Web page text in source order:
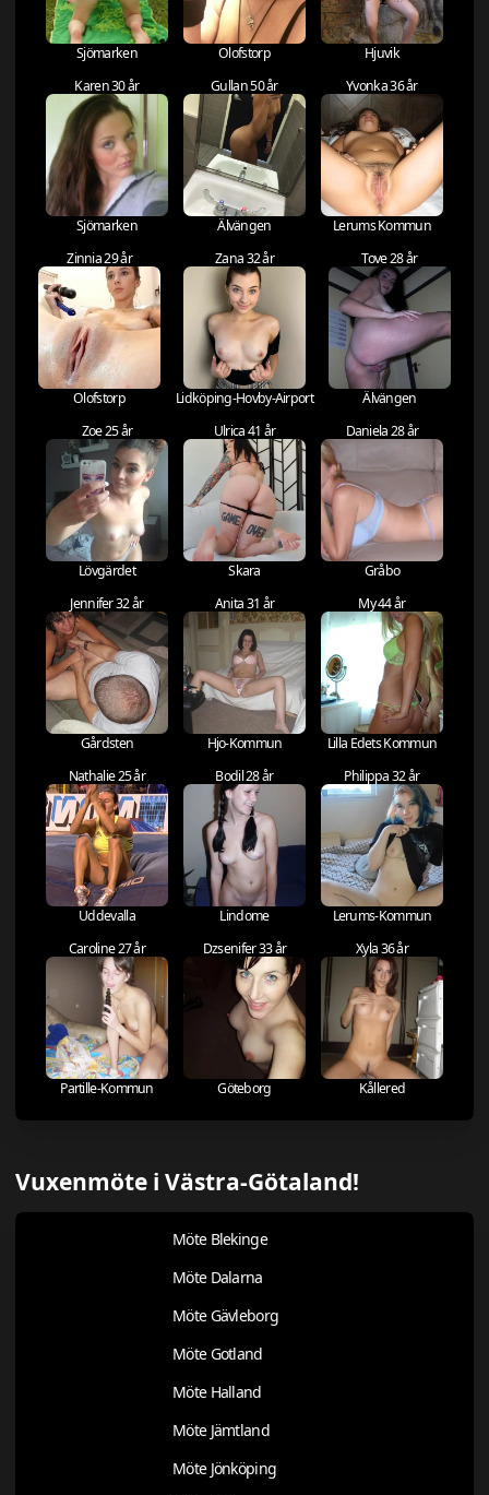
Sjömarken Olofstorp
Hjuvik
Karen 30 år
Sjömarken
Gullan 50 år
Älvängen
Yvonka 36 år
Lerums Kommun
Zinnia 29 år
Olofstorp
Zana 32 år
Lidköping-Hovby-Airport
Tove 28 år
Älvängen
Zoe 25 år
Lövgärdet
Ulrica 41 år
Skara
Daniela 28 år
Gråbo
Jennifer 32 år
Gårdsten
Anita 31 år
Hjo-Kommun
My 44 år
Lilla Edets Kommun
Nathalie 25 år
Uddevalla
Bodil 28 år
Lindome
Philippa 32 år
Lerums-Kommun
Caroline 27 år
Partille-Kommun
Dzsenifer 33 år
Göteborg
Xyla 36 år
Kållered
Vuxenmöte i Västra-Götaland!
Möte Blekinge
Möte Dalarna
Möte Gävleborg
Möte Gotland
Möte Halland
Möte Jämtland
Möte Jönköping